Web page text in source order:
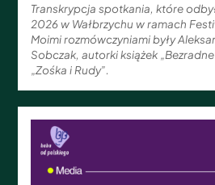
Transkrypcja spotkania, które
2026 w Wałbrzychu w ramach
Moimi rozmówczyniami były
Sobczak, autorki książek
„Zośka i Rudy”.